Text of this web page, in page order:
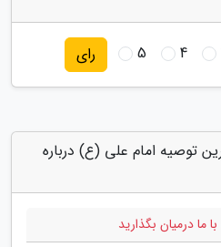
4
5 رای
توصیه امام علی (ع) درباره
ما درمیان بگذارید